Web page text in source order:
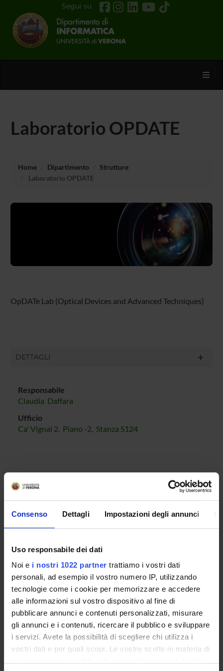
Consenso Dettagli Impostazioni degli annunci
Uso responsabile dei dati
Noi e i nostri 1022 partner trattiamo i vostri dati
personali, ad esempio il vostro numero IP, utilizzando
tecnologie come i cookie per memorizzare e accedere
alle informazioni sul vostro dispositivo al fine di
pubblicare annunci e contenuti personalizzati, misurare
gli annunci e i contenuti, ricercare il pubblico e sviluppare
i servizi. Avete la possibilità di scegliere chi utilizza i
vostri dati e per quali scopi. Le vostre scelte in materia di
Segui su
Laboratorio OPDATE
Home Dipartimento
Strutture
Laboratorio OPDATE
OpDATe Lab (Optical Devices and Advanced Techniques)
DETTAGLI
Responsabile
Claudia Daffara
Ufficio
Ca' Vignal 2, Piano -2, Stanza S124
COMPONENTI
DOCUMENTI DISPONIBILI
ORGANIZZAZIONE
GOVERNANCE
COMMISSIONI
UFFICI E STRUTTURE DI SERVIZIO